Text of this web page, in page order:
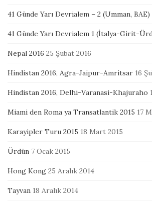
41 Günde Yarı Devrialem – 2 (Umman, BAE)
41 Günde Yarı Devrialem 1 (İtalya-Girit-
Nepal 2016 25 Şubat 2016
Hindistan 2016, Agra-Jaipur-Amritsar 16
Hindistan 2016, Delhi-Varanasi-Khajuraho
Miami den Roma ya Transatlantik 2015 17
Karayipler Turu 2015 18 Mart 2015
Ürdün 7 Ocak 2015
Hong Kong 25 Aralık 2014
Tayvan 18 Aralık 2014